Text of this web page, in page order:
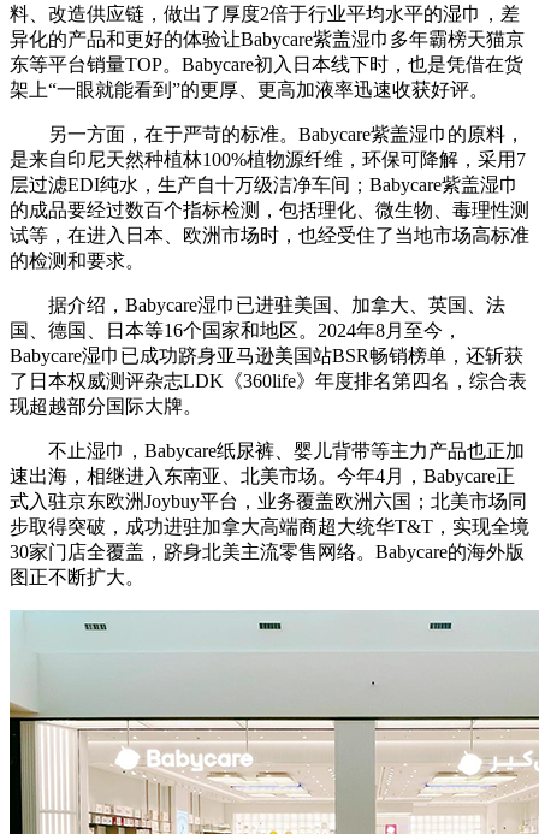
料、改造供应链，做出了厚度2倍于行业平均水平的湿巾，差
异化的产品和更好的体验让Babycare紫盖湿巾多年霸榜天猫京
东等平台销量TOP。Babycare初入日本线下时，也是凭借在货
架上“一眼就能看到”的更厚、更高加液率迅速收获好评。
另一方面，在于严苛的标准。Babycare紫盖湿巾的原料，
是来自印尼天然种植林100%植物源纤维，环保可降解，采用7
层过滤EDI纯水，生产自十万级洁净车间；Babycare紫盖湿巾
的成品要经过数百个指标检测，包括理化、微生物、毒理性测
试等，在进入日本、欧洲市场时，也经受住了当地市场高标准
的检测和要求。
据介绍，Babycare湿巾已进驻美国、加拿大、英国、法
国、德国、日本等16个国家和地区。2024年8月至今，
Babycare湿巾已成功跻身亚马逊美国站BSR畅销榜单，还斩获
了日本权威测评杂志LDK《360life》年度排名第四名，综合表
现超越部分国际大牌。
不止湿巾，Babycare纸尿裤、婴儿背带等主力产品也正加
速出海，相继进入东南亚、北美市场。今年4月，Babycare正
式入驻京东欧洲Joybuy平台，业务覆盖欧洲六国；北美市场同
步取得突破，成功进驻加拿大高端商超大统华T&T，实现全境
30家门店全覆盖，跻身北美主流零售网络。Babycare的海外版
图正不断扩大。